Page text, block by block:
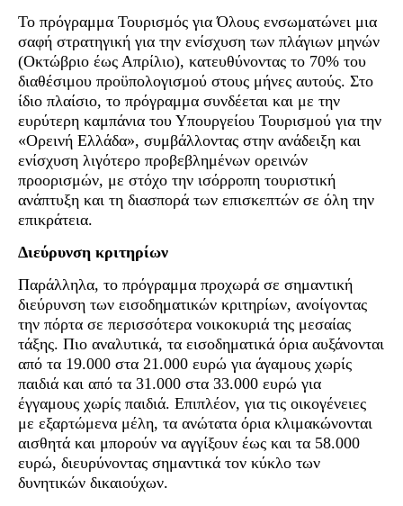
Το πρόγραμμα Τουρισμός για Όλους ενσωματώνει μια
σαφή στρατηγική για την ενίσχυση των πλάγιων μηνών
(Οκτώβριο έως Απρίλιο), κατευθύνοντας το 70% του
διαθέσιμου προϋπολογισμού στους μήνες αυτούς. Στο
ίδιο πλαίσιο, το πρόγραμμα συνδέεται και με την
ευρύτερη καμπάνια του Υπουργείου Τουρισμού για την
«Ορεινή Ελλάδα», συμβάλλοντας στην ανάδειξη και
ενίσχυση λιγότερο προβεβλημένων ορεινών
προορισμών, με στόχο την ισόρροπη τουριστική
ανάπτυξη και τη διασπορά των επισκεπτών σε όλη την
επικράτεια.
Διεύρυνση κριτηρίων
Παράλληλα, το πρόγραμμα προχωρά σε σημαντική
διεύρυνση των εισοδηματικών κριτηρίων, ανοίγοντας
την πόρτα σε περισσότερα νοικοκυριά της μεσαίας
τάξης. Πιο αναλυτικά, τα εισοδηματικά όρια αυξάνονται
από τα 19.000 στα 21.000 ευρώ για άγαμους χωρίς
παιδιά και από τα 31.000 στα 33.000 ευρώ για
έγγαμους χωρίς παιδιά. Επιπλέον, για τις οικογένειες
με εξαρτώμενα μέλη, τα ανώτατα όρια κλιμακώνονται
αισθητά και μπορούν να αγγίξουν έως και τα 58.000
ευρώ, διευρύνοντας σημαντικά τον κύκλο των
δυνητικών δικαιούχων.